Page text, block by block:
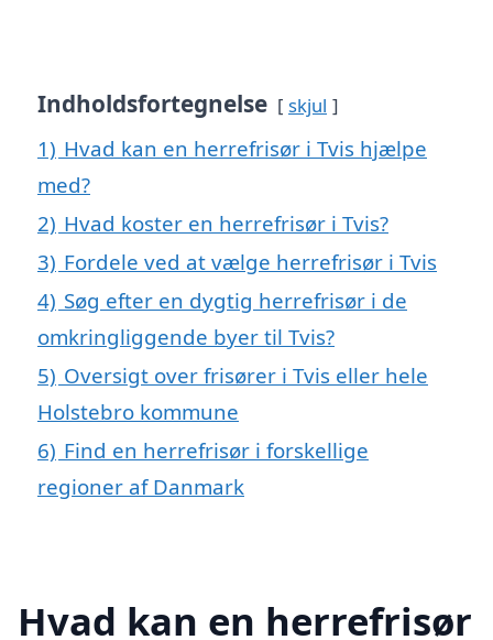
Indholdsfortegnelse skjul
1) Hvad kan en herrefrisør i Tvis hjælpe
med?
2) Hvad koster en herrefrisør i Tvis?
3) Fordele ved at vælge herrefrisør i Tvis
4) Søg efter en dygtig herrefrisør i de
omkringliggende byer til Tvis?
5) Oversigt over frisører i Tvis eller hele
Holstebro kommune
6) Find en herrefrisør i forskellige
regioner af Danmark
Hvad kan en herrefrisør